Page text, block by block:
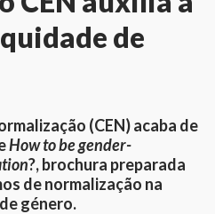
de
(CEN) acaba de
How to be gender-
?, brochura preparada
de normalização na
género.